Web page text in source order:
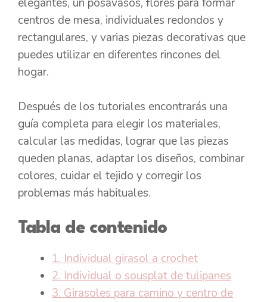
centros de mesa, individuales redondos y
rectangulares, y varias piezas decorativas que
puedes utilizar en diferentes rincones del
hogar.
Después de los tutoriales encontrarás una
guía completa para elegir los materiales,
calcular las medidas, lograr que las piezas
queden planas, adaptar los diseños, combinar
colores, cuidar el tejido y corregir los
problemas más habituales.
Tabla de contenido
1. Individual girasol a crochet
2. Individual o sousplat de tulipanes
3. Girasoles para camino y centro de